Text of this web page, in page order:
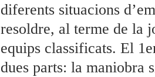
diferents situacions
resoldre, al terme de la
equips classificats. El
dues parts: la maniobra